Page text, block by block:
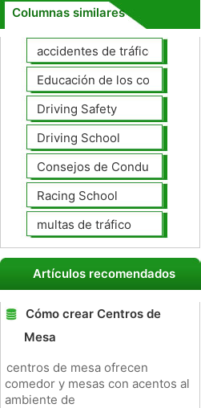
Columnas similares
accidentes de tráfico
Educación de los conductores
Driving Safety
Driving School
Consejos de Conducción
Racing School
multas de tráfico
Artículos recomendados
Cómo crear Centros de
Mesa
centros de mesa ofrecen
comedor y mesas con acentos al
ambiente de